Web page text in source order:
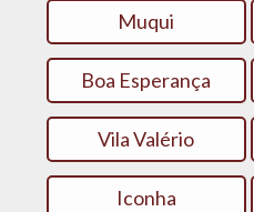
Muqui
Boa Esperança
Vila Valério
Iconha